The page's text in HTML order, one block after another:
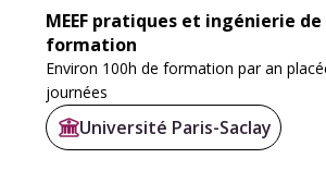
MEEF pratiques et ingénierie de
formation
Environ 100h de formation par an
journées
Université Paris-Saclay